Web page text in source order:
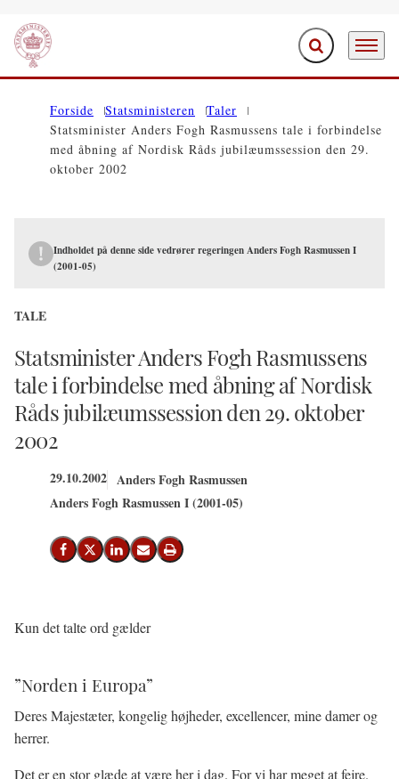
Gå til forsiden Fold søgefelt ud
Menu
Forside Statsministeren
Taler
Statsminister Anders Fogh Rasmussens tale i forbindelse
med åbning af Nordisk Råds jubilæumssession den 29.
oktober 2002
Indholdet på denne side vedrører regeringen Anders Fogh Rasmussen I
(2001-05)
TALE
Statsminister Anders Fogh Rasmussens
tale i forbindelse med åbning af Nordisk
Råds jubilæumssession den 29. oktober
2002
29.10.2002 Anders Fogh Rasmussen
Anders Fogh Rasmussen I (2001-05)
Del på Facebook
Del på X (Twitter)
Del på LinkedIn
Send email
Print
Kun det talte ord gælder
”Norden i Europa”
Deres Majestæter, kongelig højheder, excellencer, mine damer og
herrer.
Det er en stor glæde at være her i dag. For vi har meget at fejre.